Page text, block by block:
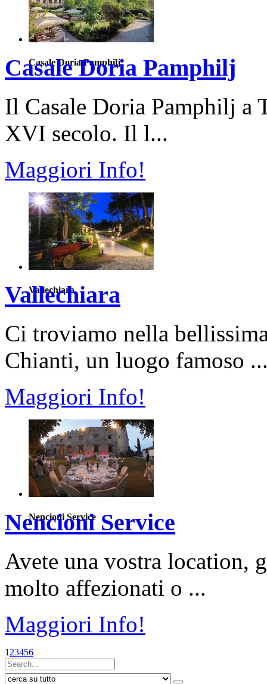
Casale Doria Pamphilj
Casale Doria Pamphilj
Il Casale Doria Pamphilj a
XVI secolo. Il l...
Maggiori Info!
Vallechiara
Vallechiara
Ci troviamo nella
Chianti, un luogo famoso
Maggiori Info!
Nencioni Service
Nencioni Service
Avete una vostra location,
molto affezionati o ...
Maggiori Info!
1 23456